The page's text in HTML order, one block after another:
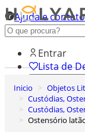
Ajuda e
Conheça premium
Entrar
Lista de
0
Carrinho de
Inicio
Objetos
Custódias,
Custódias,
Ostensório